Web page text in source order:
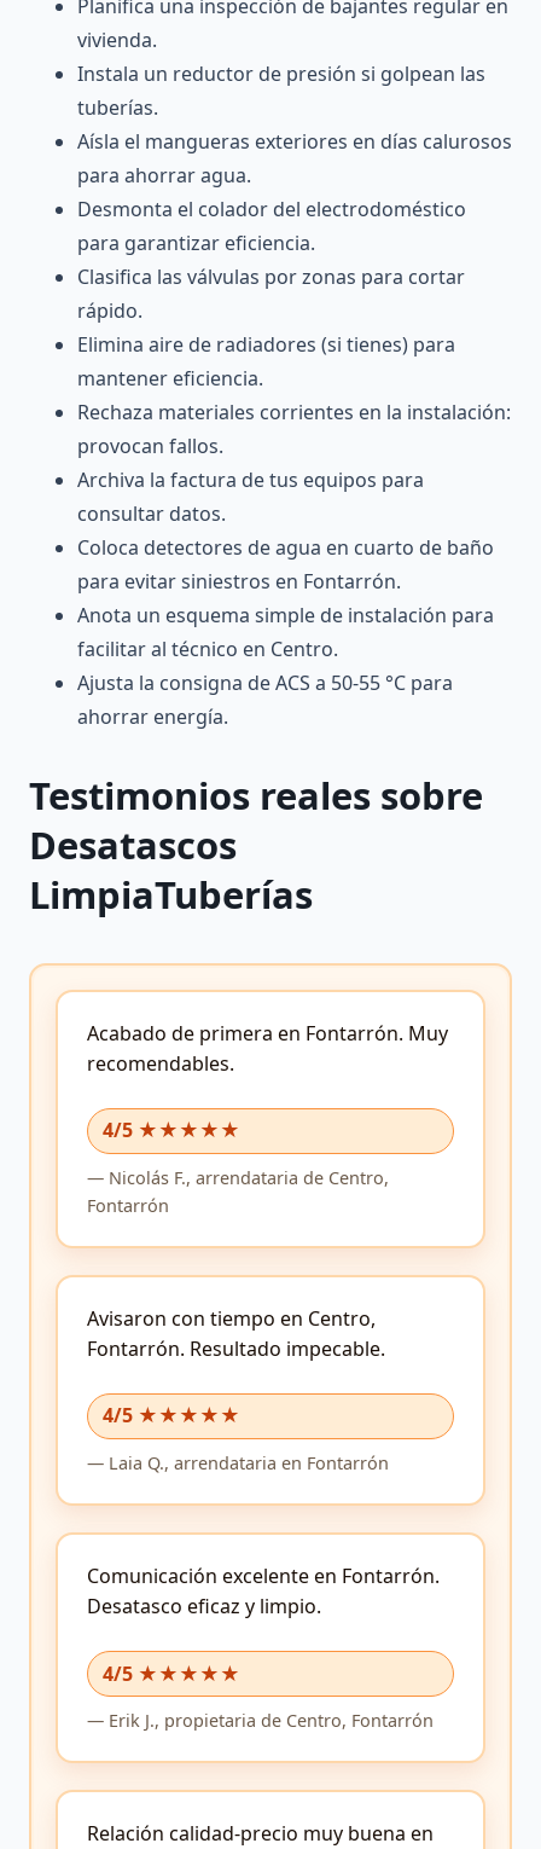
Planifica una inspección de bajantes regular en
vivienda.
Instala un reductor de presión si golpean las
tuberías.
Aísla el mangueras exteriores en días calurosos
para ahorrar agua.
Desmonta el colador del electrodoméstico
para garantizar eficiencia.
Clasifica las válvulas por zonas para cortar
rápido.
Elimina aire de radiadores (si tienes) para
mantener eficiencia.
Rechaza materiales corrientes en la instalación:
provocan fallos.
Archiva la factura de tus equipos para
consultar datos.
Coloca detectores de agua en cuarto de baño
para evitar siniestros en Fontarrón.
Anota un esquema simple de instalación para
facilitar al técnico en Centro.
Ajusta la consigna de ACS a 50-55 °C para
ahorrar energía.
Testimonios reales sobre
Desatascos
LimpiaTuberías
4/5 ★★★★★
Acabado de primera en Fontarrón. Muy
recomendables.
— Nicolás F., arrendataria de Centro,
Fontarrón
4/5 ★★★★★
Avisaron con tiempo en Centro,
Fontarrón. Resultado impecable.
— Laia Q., arrendataria en Fontarrón
4/5 ★★★★★
Comunicación excelente en Fontarrón.
Desatasco eficaz y limpio.
— Erik J., propietaria de Centro, Fontarrón
Relación calidad-precio muy buena en